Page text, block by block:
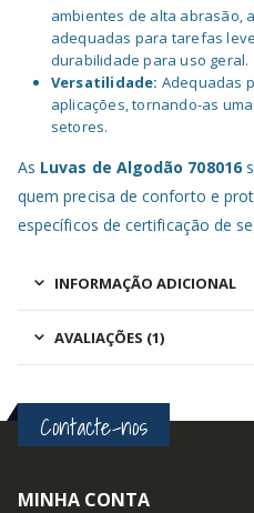
ambientes de alta abrasão,
adequadas para tarefas
durabilidade para uso geral.
Versatilidade: Adequadas
aplicações, tornando-as
setores.
As Luvas de Algodão 708016
quem precisa de conforto e
específicos de certificação de
INFORMAÇÃO ADICIONAL
AVALIAÇÕES (1)
Contacte-nos
MINHA CONTA